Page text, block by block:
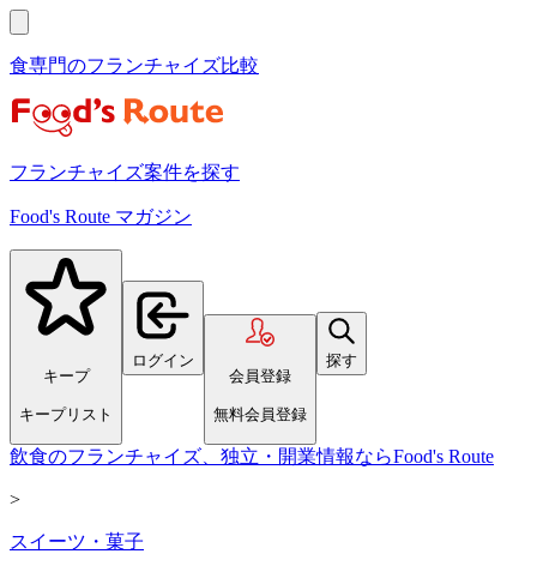
食専門のフランチャイズ比較
フランチャイズ案件を探す
Food's Route マガジン
キープ
キープリスト
ログイン
会員登録
無料会員登録
探す
飲食のフランチャイズ、独立・開業情報ならFood's Route
>
スイーツ・菓子